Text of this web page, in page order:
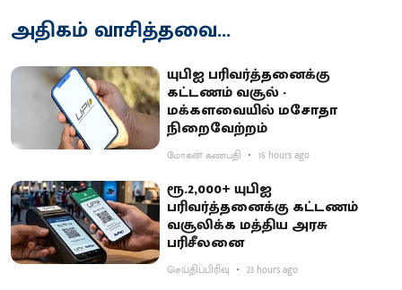
அதிகம் வாசித்தவை...
யுபிஐ பரிவர்த்தனைக்கு
கட்டணம் வசூல் -
மக்களவையில் மசோதா
நிறைவேற்றம்
மோகன் கணபதி 16 hours ago
ரூ.2,000+ யுபிஐ
பரிவர்த்தனைக்கு கட்டணம்
வசூலிக்க மத்திய அரசு
பரிசீலனை
செய்திப்பிரிவு 23 hours ago